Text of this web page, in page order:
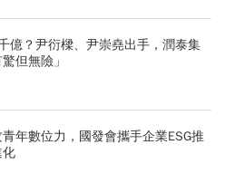
億？尹衍樑、尹崇堯出手，潤泰集
但無險」
年數位力，國發會攜手企業ESG推
化